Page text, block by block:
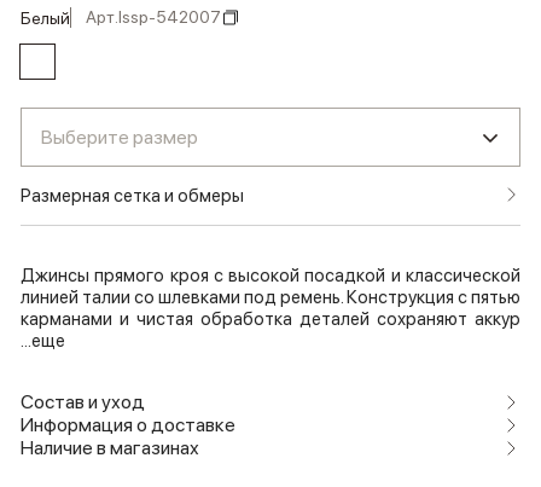
белый Арт.lssp-542007
Выберите размер
Размерная сетка и обмеры
Джинсы прямого кроя с высокой посадкой и классической
линией талии со шлевками под ремень. Конструкция с пятью
карманами и чистая обработка деталей сохраняют аккур
...еще
Состав и уход
Информация о доставке
Наличие в магазинах